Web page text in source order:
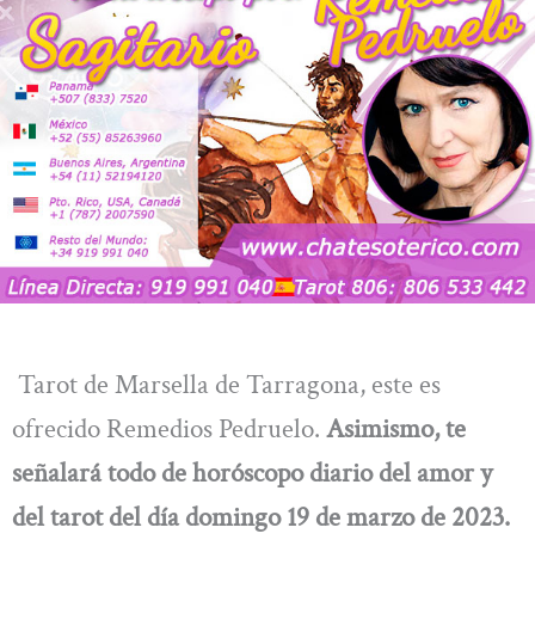
Tarot de Marsella de Tarragona, este es
ofrecido Remedios Pedruelo. Asimismo, te
señalará todo dehoróscopo diario del amor y
del tarot del día domingo 19 de marzo de 2023.